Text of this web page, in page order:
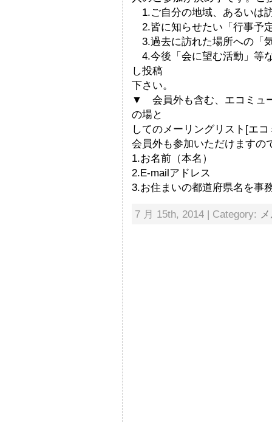
1.ご自分の地域、あるいは
2.皆に知らせたい「行事予
3.過去に訪れた場所への「
4.今後「会に望む活動」等
し投稿
下さい。
▼ 会員外も含む、エコミュ
の場と
してのメーリングリスト[エ
会員外も参加いただけますの
1.お名前（本名）
2.E-mailアドレス
3.お住まいの都道府県名を事
7 月 15th, 2014 | Category: